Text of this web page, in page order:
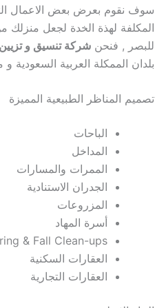
سوف نقوم بعرض بعض الاعمال
المكلفة لهذة الخدة لجعل
للبصر , فنحن شركة تنسيق و
بلدان الممكلة العربية السعودية
تصميم المناظر الطبيعية المميزة
الباحات
المداخل
الممرات والمسارات
الجدران الاستنادية
المزروعات
أسرة المهاد
& Fall Clean-ups
العقارات السكنية
العقارات التجارية